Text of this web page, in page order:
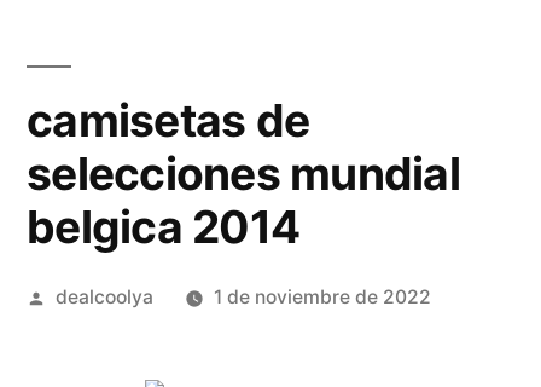
camisetas de
selecciones mundial
belgica 2014
Publicado
dealcoolya 1 de noviembre de 2022